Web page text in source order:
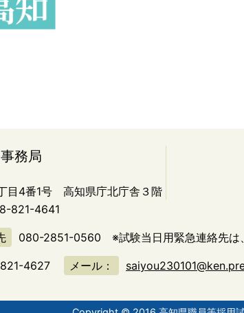
務局
目4番1号 高知県庁北庁舎３階
821-4641
080-2851-0560 ※試験当日用緊急連絡先は
4627 メール：